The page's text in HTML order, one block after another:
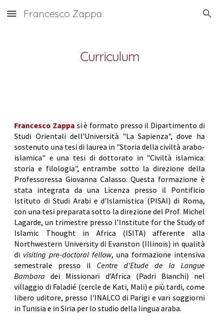
Skip to main content Skip to navigation
Francesco Zappa
Curriculum
Francesco Zappa si è formato presso il Dipartimento di
Studi Orientali dell'Università "La Sapienza", dove ha
sostenuto una tesi di laurea in "Storia della civiltà arabo-
islamica" e una tesi di dottorato in "Civiltà islamica:
storia e filologia", entrambe sotto la direzione della
Professoressa Giovanna Calasso. Questa formazione è
stata integrata da una Licenza presso il Pontificio
Istituto di Studi Arabi e d'Islamistica (PISAI) di Roma,
con una tesi preparata sotto la direzione del Prof. Michel
Lagarde, un trimestre presso l’Institute for the Study of
Islamic Thought in Africa (ISITA) afferente alla
Northwestern University di Evanston (Illinois) in qualità
di visiting pre-doctoral fellow, una formazione intensiva
semestrale presso il Centre d'Etude de la Langue
Bambara dei Missionari d’Africa (Padri Bianchi) nel
villaggio di Faladié (cercle de Kati, Mali) e più tardi, come
libero uditore, presso l'INALCO di Parigi e vari soggiorni
in Tunisia e in Siria per lo studio della lingua araba.